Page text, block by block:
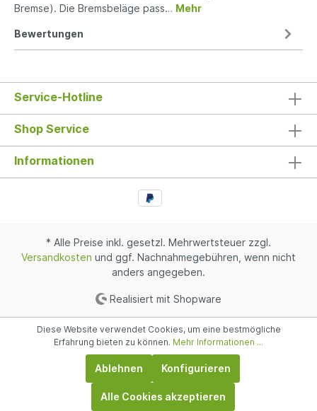
Bremse). Die Bremsbeläge pass… Mehr
Bewertungen
Service-Hotline
Shop Service
Informationen
* Alle Preise inkl. gesetzl. Mehrwertsteuer zzgl.
Versandkosten und ggf. Nachnahmegebühren, wenn nicht
anders angegeben.
Realisiert mit Shopware
Diese Website verwendet Cookies, um eine bestmögliche
Erfahrung bieten zu können. Mehr Informationen ...
Ablehnen Konfigurieren
Alle Cookies akzeptieren